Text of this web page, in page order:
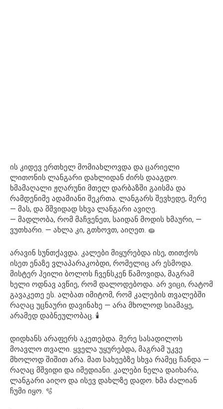
ის კიდევ ერთხელ მომიახლოვდა და ცარიელი
ლითონის ლანგარი დახლიდან ძირს დააგდო.
ხმამაღალი ჟღარუნი მთელ დარბაზში გაისმა და
რამდენიმე ადამიანი შეკრთა. ლანგარს შევხედე, მერე
— მას, და მშვიდად სხვა ლანგარი ავიღე.
— მადლობა, რომ მაჩვენეთ, საიდან მოდის ხმაური, —
ვუთხარი. — ახლა კი, გთხოვთ, აიღეთ. 🧽
არავინ სუნთქავდა. კალები მიყურებდა ისე, თითქოს
ისეთ ენაზე ვლაპარაკობდი, რომელიც არ ესმოდა.
მისტერ ჰეილი ბოლოს ჩვენსკენ წამოვიდა, მაგრამ
ხელი ოდნავ ავწიე, რომ დალოდებოდა. არ ვიცი, რატომ
გავაკეთე ეს. ალბათ იმიტომ, რომ კალების თვალებში
რაღაც უცნაური დავინახე — არა მხოლოდ სიამაყე,
არამედ დაბნეულობაც. 🕯️
დიდხანს არაფერს აკეთებდა. მერე სასადილოს
მოავლო თვალი. ყველა უყურებდა, მაგრამ უკვე
მხოლოდ შიშით არა. მათ სახეებზე სხვა რამეც ჩანდა —
რაღაც მშვიდი და იმედიანი. კალები ნელა დაიხარა,
ლანგარი აიღო და ისევ დახლზე დადო. ხმა ძალიან
ჩუმი იყო. 🫧